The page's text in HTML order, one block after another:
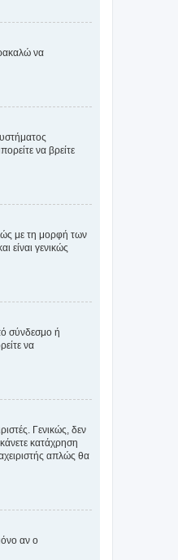
να
να βρείτε
με τη μορφή των
είναι γενικώς
σύνδεσμο ή
να
Γενικώς, δεν
κατάχρηση
απλώς θα
αν ο